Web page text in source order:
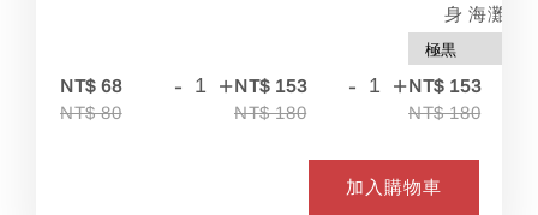
NT$ 68
NT$ 80
- +NT$ 153
NT$ 180
- +
身 海灘
NT$ 153
NT$ 180
加入購物車